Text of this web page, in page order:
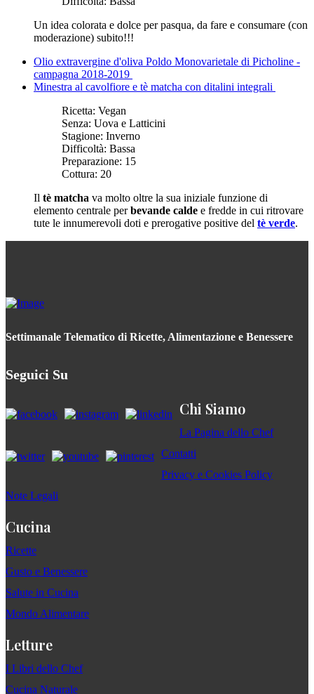
Un idea colorata e dolce per pasqua, da fare e consumare (con
moderazione) subito!!!
Olio extravergine d'oliva Poldo Monovarietale di Picholine -
campagna 2018-2019
Minestra al cavolfiore e tè matcha con ditalini integrali
Ricetta: Vegan
Senza: Uova e Latticini
Stagione: Inverno
Difficoltà: Bassa
Preparazione: 15
Cottura: 20
Il tè matcha va molto oltre la sua iniziale funzione di
elemento centrale perbevande calde e fredde in cui ritrovare
tute le innumerevoli doti e prerogative positive del tè verde.
Settimanale Telematico di Ricette, Alimentazione e Benessere
Seguici Su
Chi Siamo
La Pagina dello Chef
Contatti
Privacy e Cookies Policy
Note Legali
Cucina
Ricette
Gusto e Benessere
Salute in Cucina
Mondo Alimentare
Letture
I Libri dello Chef
Cucina Naturale